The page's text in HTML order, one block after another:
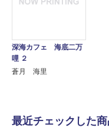
深海カフェ 海底二万
哩 ２
蒼月 海里
最近チェックした